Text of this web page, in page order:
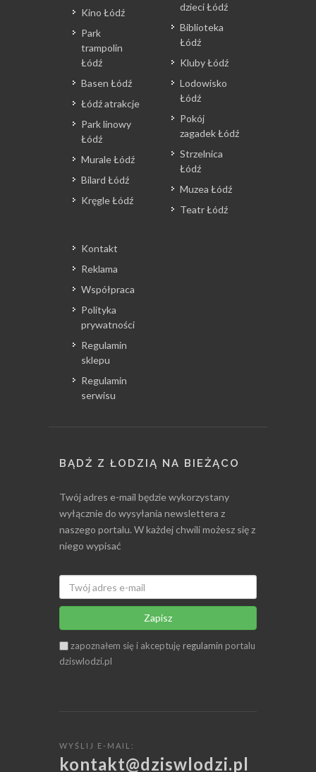
Kino Łódź
Park
trampolin
Łódź
Basen Łódź
Łódź atrakcje
Park linowy
Łódź
Murale Łódź
Bilard Łódź
Kręgle Łódź
dzieci Łódź
Biblioteka
Łódź
Kluby Łódź
Lodowisko
Łódź
Pokój
zagadek Łódź
Strzelnica
Łódź
Muzea Łódź
Teatr Łódź
Kontakt
Reklama
Współpraca
Polityka
prywatności
Regulamin
sklepu
Regulamin
serwisu
BĄDŹ Z ŁODZIĄ NA BIEŻĄCO
Twój adres e-mail będzie wykorzystany
wyłącznie do wysyłania newslettera z
naszego portalu. W każdej chwili możesz się z
niego wypisać
Zapisz
zapoznałem się i akceptuję regulamin portalu
dziswlodzi.pl
WYŚLIJ E-MAIL:
kontakt@dziswlodzi.pl